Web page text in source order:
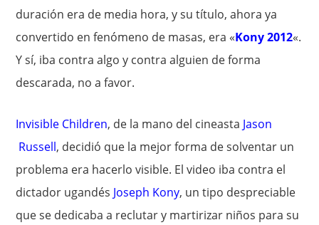
duración era de media hora, y su título, ahora ya
convertido en fenómeno de masas, era «Kony 2012«.
Y sí, iba contra algo y contra alguien de forma
descarada, no a favor.
Invisible Children, de la mano del cineasta Jason
Russell, decidió que la mejor forma de solventar un
problema era hacerlo visible. El video iba contra el
dictador ugandés Joseph Kony, un tipo despreciable
que se dedicaba a reclutar y martirizar niños para su